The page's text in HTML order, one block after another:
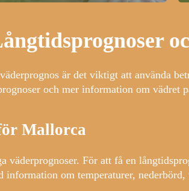
är det viktigt att använda
och mer information om vädret
Mallorca
För att få en
om temperaturer,